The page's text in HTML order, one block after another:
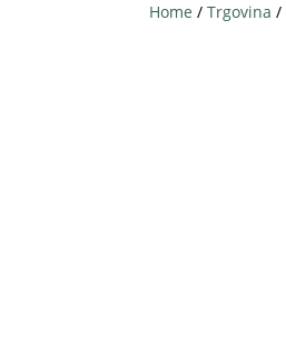
Home /Trgovina /